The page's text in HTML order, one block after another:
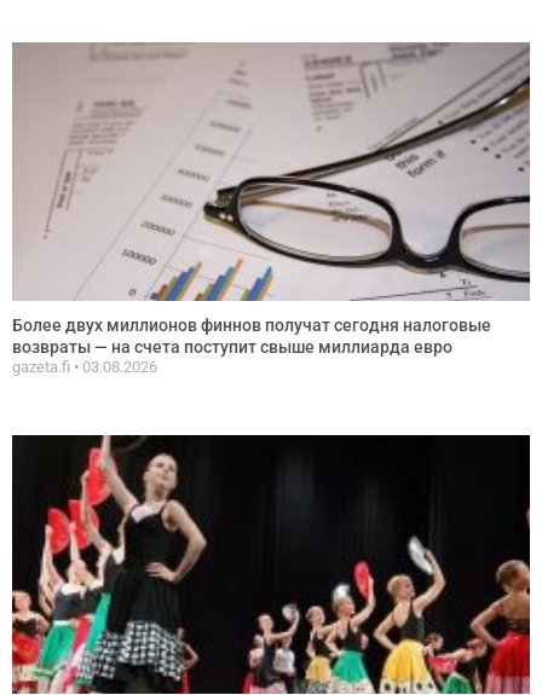
Более двух миллионов финнов получат сегодня налоговые
возвраты — на счета поступит свыше миллиарда евро
gazeta.fi 03.08.2026